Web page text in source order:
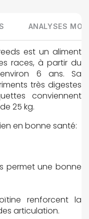
ANALYSES
est un aliment
races, à partir du
6 ans. Sa
très digestes
conviennent
25 kg.
en bonne santé:
permet une bonne
renforcent la
articulation.